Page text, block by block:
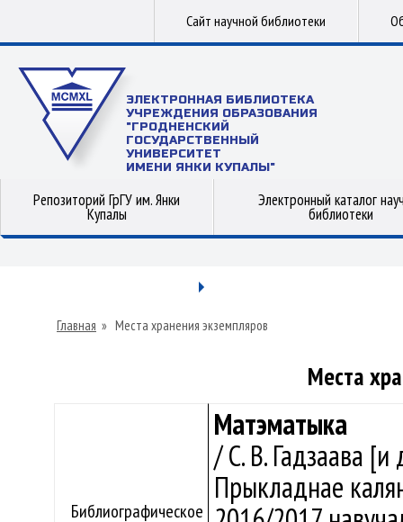
Сайт научной библиотеки
ЭЛЕКТРОННАЯ БИБЛИОТЕКА
УЧРЕЖДЕНИЯ ОБРАЗОВАНИЯ
"ГРОДНЕНСКИЙ
ГОСУДАРСТВЕННЫЙ
УНИВЕРСИТЕТ
ИМЕНИ ЯНКИ КУПАЛЫ"
Репозиторий ГрГУ им. Янки
Купалы
Электронный каталог
библиотеки
Главная » Места хранения экземпляров
Места
Библиографическое
Матэматыка
/ С. В. Гадзаава
Прыкладнае